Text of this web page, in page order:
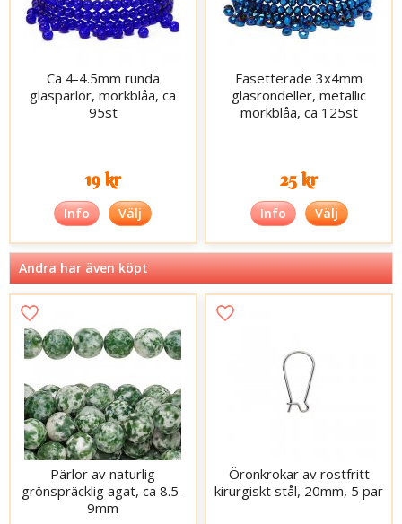
Ca 4-4.5mm runda
glaspärlor, mörkblåa, ca
95st
19 kr
Info Välj
Fasetterade 3x4mm
glasrondeller, metallic
mörkblåa, ca 125st
25 kr
Info Välj
Andra har även köpt
Pärlor av naturlig
grönspräcklig agat, ca 8.5-
9mm
Öronkrokar av rostfritt
kirurgiskt stål, 20mm, 5 par